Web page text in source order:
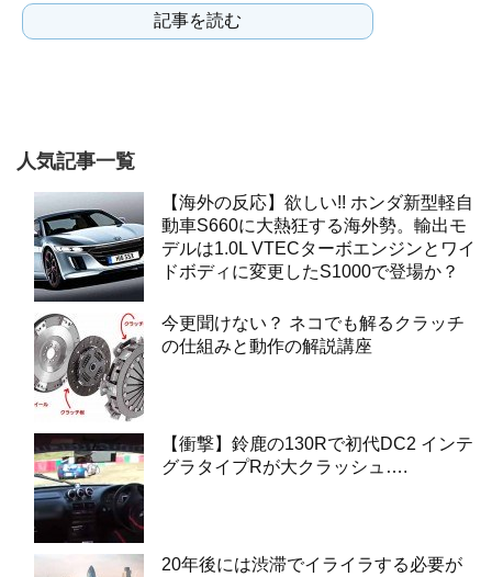
記事を読む
人気記事一覧
【海外の反応】欲しい!! ホンダ新型軽自
動車S660に大熱狂する海外勢。輸出モ
デルは1.0L VTECターボエンジンとワイ
ドボディに変更したS1000で登場か？
今更聞けない？ ネコでも解るクラッチ
の仕組みと動作の解説講座
【衝撃】鈴鹿の130Rで初代DC2 インテ
グラタイプRが大クラッシュ….
20年後には渋滞でイライラする必要が